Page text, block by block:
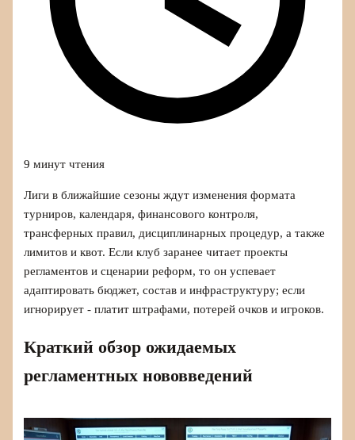
9 минут чтения
Лиги в ближайшие сезоны ждут изменения формата
турниров, календаря, финансового контроля,
трансферных правил, дисциплинарных процедур, а также
лимитов и квот. Если клуб заранее читает проекты
регламентов и сценарии реформ, то он успевает
адаптировать бюджет, состав и инфраструктуру; если
игнорирует - платит штрафами, потерей очков и игроков.
Краткий обзор ожидаемых
регламентных нововведений